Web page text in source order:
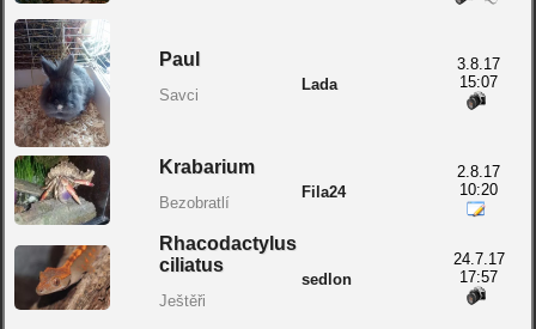
Paul
Savci
Lada
3.8.17
15:07
Krabarium
Bezobratlí
Fila24
2.8.17
10:20
Rhacodactylus
ciliatus
Ještěři
sedlon
24.7.17
17:57